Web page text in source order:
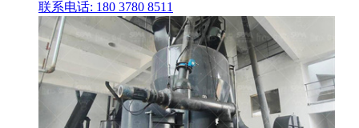
联系电话: 180 3780 8511